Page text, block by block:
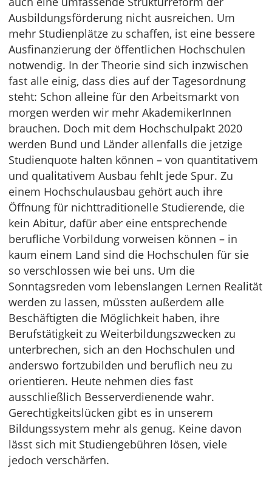
Ausbildungsförderung nicht ausreichen. Um
mehr Studienplätze zu schaffen, ist eine bessere
Ausfinanzierung der öffentlichen Hochschulen
notwendig. In der Theorie sind sich inzwischen
fast alle einig, dass dies auf der Tagesordnung
steht: Schon alleine für den Arbeitsmarkt von
morgen werden wir mehr AkademikerInnen
brauchen. Doch mit dem Hochschulpakt 2020
werden Bund und Länder allenfalls die jetzige
Studienquote halten können – von quantitativem
und qualitativem Ausbau fehlt jede Spur. Zu
einem Hochschulausbau gehört auch ihre
Öffnung für nichttraditionelle Studierende, die
kein Abitur, dafür aber eine entsprechende
berufliche Vorbildung vorweisen können – in
kaum einem Land sind die Hochschulen für sie
so verschlossen wie bei uns. Um die
Sonntagsreden vom lebenslangen Lernen Realität
werden zu lassen, müssten außerdem alle
Beschäftigten die Möglichkeit haben, ihre
Berufstätigkeit zu Weiterbildungszwecken zu
unterbrechen, sich an den Hochschulen und
anderswo fortzubilden und beruflich neu zu
orientieren. Heute nehmen dies fast
ausschließlich Besserverdienende wahr.
Gerechtigkeitslücken gibt es in unserem
Bildungssystem mehr als genug. Keine davon
lässt sich mit Studiengebühren lösen, viele
jedoch verschärfen.